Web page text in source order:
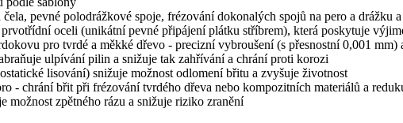
pevné polodrážkové spoje, frézování dokonalých spojů na pero a drážku
oceli (unikátní pevné připájení plátku stříbrem), která poskytuje
pro tvrdé a měkké dřevo - precizní vybroušení (s přesnostní 0,001 mm)
ulpívání pilin a snižuje tak zahřívání a chrání proti korozi
lisování) snižuje možnost odlomení břitu a zvyšuje životnost
- chrání břit při frézování tvrdého dřeva nebo kompozitních materiálů a
možnost zpětného rázu a snižuje riziko zranění